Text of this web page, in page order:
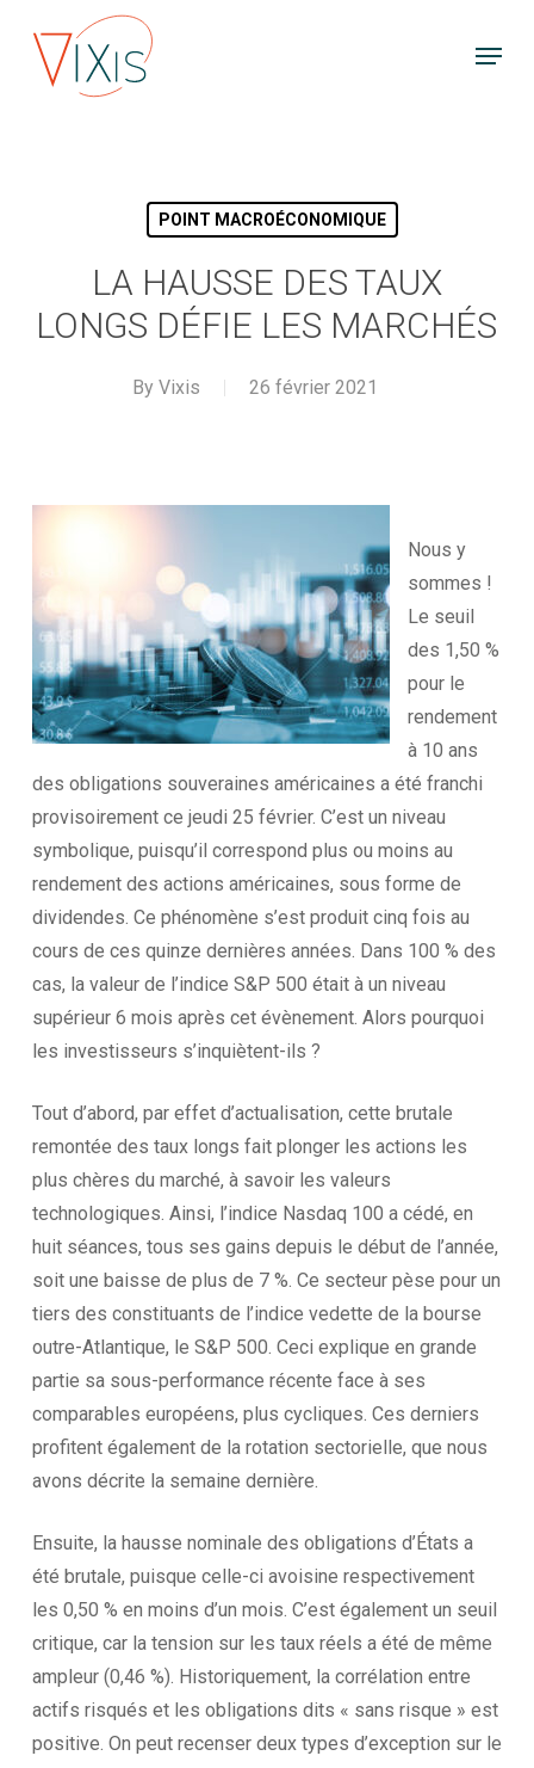
Menu
POINT MACROÉCONOMIQUE
LA HAUSSE DES TAUX
LONGS DÉFIE LES MARCHÉS
By Vixis 26 février 2021
Nous y
sommes !
Le seuil
des 1,50 %
pour le
rendement
à 10 ans
des obligations souveraines américaines a été franchi
provisoirement ce jeudi 25 février. C’est un niveau
symbolique, puisqu’il correspond plus ou moins au
rendement des actions américaines, sous forme de
dividendes. Ce phénomène s’est produit cinq fois au
cours de ces quinze dernières années. Dans 100 % des
cas, la valeur de l’indice S&P 500 était à un niveau
supérieur 6 mois après cet évènement. Alors pourquoi
les investisseurs s’inquiètent-ils ?
Tout d’abord, par effet d’actualisation, cette brutale
remontée des taux longs fait plonger les actions les
plus chères du marché, à savoir les valeurs
technologiques. Ainsi, l’indice Nasdaq 100 a cédé, en
huit séances, tous ses gains depuis le début de l’année,
soit une baisse de plus de 7 %. Ce secteur pèse pour un
tiers des constituants de l’indice vedette de la bourse
outre-Atlantique, le S&P 500. Ceci explique en grande
partie sa sous-performance récente face à ses
comparables européens, plus cycliques. Ces derniers
profitent également de la rotation sectorielle, que nous
avons décrite la semaine dernière.
Ensuite, la hausse nominale des obligations d’États a
été brutale, puisque celle-ci avoisine respectivement
les 0,50 % en moins d’un mois. C’est également un seuil
critique, car la tension sur les taux réels a été de même
ampleur (0,46 %). Historiquement, la corrélation entre
actifs risqués et les obligations dits « sans risque » est
positive. On peut recenser deux types d’exception sur le